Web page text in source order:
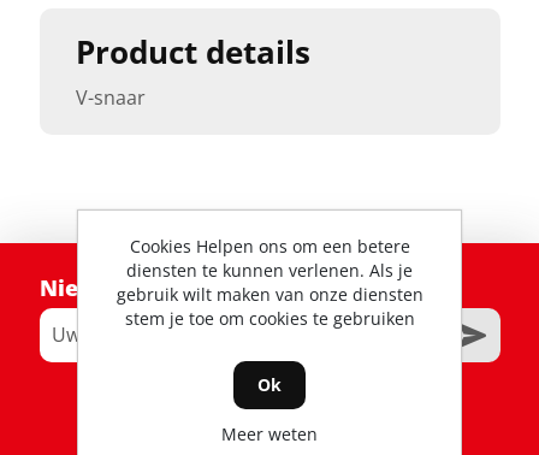
Product details
V-snaar
Nieuwsbrief
RSS
Cookies Helpen ons om een betere
diensten te kunnen verlenen. Als je
gebruik wilt maken van onze diensten
stem je toe om cookies te gebruiken
Ok
Meer weten